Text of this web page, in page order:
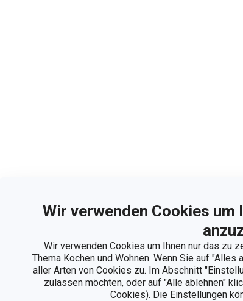
Wir verwenden Cookies
Wir verwenden Cookies um Ihnen nur das zu
Thema Kochen und Wohnen. Wenn Sie auf
aller Arten von Cookies zu. Im Abschnitt
zulassen möchten, oder auf "Alle ablehnen"
Cookies). Die Einstellungen